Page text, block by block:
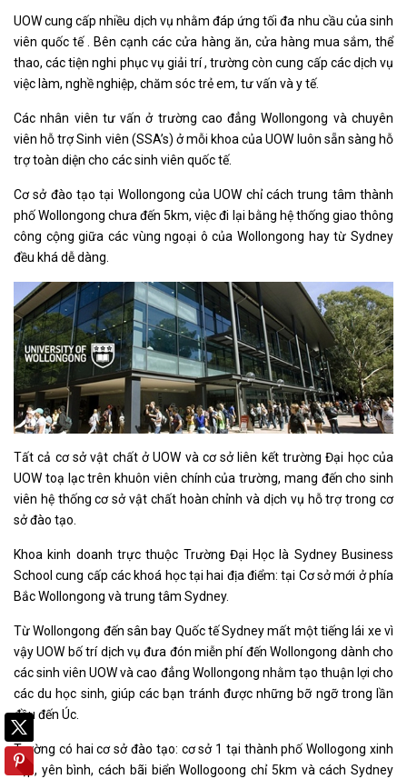
UOW cung cấp nhiều dịch vụ nhằm đáp ứng tối đa nhu cầu của sinh
viên quốc tế . Bên cạnh các cửa hàng ăn, cửa hàng mua sắm, thể
thao, các tiện nghi phục vụ giải trí , trường còn cung cấp các dịch vụ
việc làm, nghề nghiệp, chăm sóc trẻ em, tư vấn và y tế.
Các nhân viên tư vấn ở trường cao đẳng Wollongong và chuyên
viên hỗ trợ Sinh viên (SSA’s) ở mỗi khoa của UOW luôn sẵn sàng hỗ
trợ toàn diện cho các sinh viên quốc tế.
Cơ sở đào tạo tại Wollongong của UOW chỉ cách trung tâm thành
phố Wollongong chưa đến 5km, việc đi lại bằng hệ thống giao thông
công cộng giữa các vùng ngoại ô của Wollongong hay từ Sydney
đều khá dễ dàng.
Tất cả cơ sở vật chất ở UOW và cơ sở liên kết trường Đại học của
UOW toạ lạc trên khuôn viên chính của trường, mang đến cho sinh
viên hệ thống cơ sở vật chất hoàn chỉnh và dịch vụ hỗ trợ trong cơ
sở đào tạo.
Khoa kinh doanh trực thuộc Trường Đại Học là Sydney Business
School cung cấp các khoá học tại hai địa điểm: tại Cơ sở mới ở phía
Bắc Wollongong và trung tâm Sydney.
Từ Wollongong đến sân bay Quốc tế Sydney mất một tiếng lái xe vì
vậy UOW bố trí dịch vụ đưa đón miễn phí đến Wollongong dành cho
các sinh viên UOW và cao đẳng Wollongong nhằm tạo thuận lợi cho
các du học sinh, giúp các bạn tránh được những bỡ ngỡ trong lần
đầu đến Úc.
Trường có hai cơ sở đào tạo: cơ sở 1 tại thành phố Wollogong xinh
đẹp, yên bình, cách bãi biển Wollogoong chỉ 5km và cách Sydney